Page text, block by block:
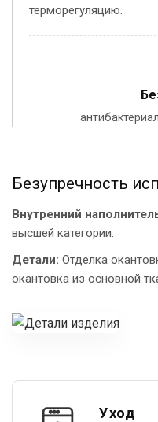
терморегуляцию.
Безупречность
Внутренний
высшей категории.
Детали: Отделка
окантовка из основной
Уход